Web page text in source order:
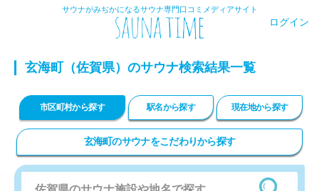
サウナがみぢかになるサウナ専門口コミメディアサイト
ログイン
玄海町 （佐賀県）のサウナ検索結果一覧
市区町村から探す 駅名から探す 現在地から探す
玄海町のサウナをこだわりから探す